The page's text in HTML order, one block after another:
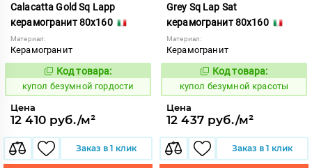
Calacatta Gold Sq Lapp
керамогранит 80x160
Материал:
Керамогранит
858518
Код товара:
купол безумной гордости
Цена
12 410 руб./м²
Заказ в 1 клик
Grey Sq Lap Sat
керамогранит 80x160
Материал:
Керамогранит
858540
Код товара:
купол безумной красоты
Цена
12 437 руб./м²
Заказ в 1 клик